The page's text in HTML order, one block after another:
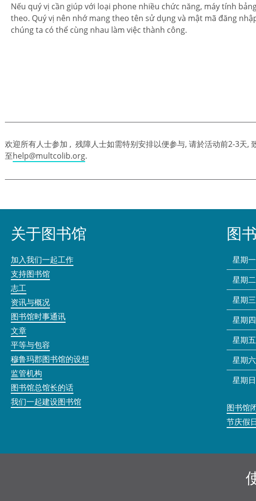
Nếu quý vị cần giúp với loại phone nhiều chức năng, máy tính
theo. Quý vị nên nhớ mang theo tên sử dụng và mật mã đăng
chúng ta có thể cùng nhau làm việc thành công.
欢迎所有人士参加 , 残障人士如需特别安排以便参与, 请於活动前2-3天,
至help@multcolib.org.
关于图书馆
加入我们一起工作
支持图书馆
志工
资讯与概况
图书馆时事通讯
文章
平等与包容
穆鲁玛郡图书馆的设想
监管机构
图书馆总馆长的话
我们一起建设图书馆
图
星期
星期
星期
星期
星期
星期
星期
图书馆
节庆假